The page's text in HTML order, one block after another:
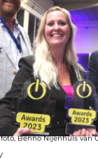
Benno Nijenhuis van